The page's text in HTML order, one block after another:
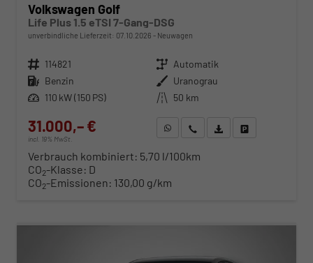
Volkswagen Golf
Life Plus 1.5 eTSI 7-Gang-DSG
unverbindliche Lieferzeit: 07.10.2026 Neuwagen
Fahrzeugnr. 114821 Getriebe Automatik
Kraftstoff Benzin Außenfarbe Uranograu
Leistung 110 kW (150 PS) Kilometerstand 50 km
31.000,– €
incl. 19% MwSt.
WhatsApp anfragen
Wir rufen Sie anFahrzeugexposé (PDF)
Verbrauch kombiniert: 5,70 l/100km
CO2-Klasse: D
CO2-Emissionen: 130,00 g/km